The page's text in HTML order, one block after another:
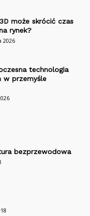
może skrócić czas
rynek?
2026
technologia
w przemyśle
bezprzewodowa